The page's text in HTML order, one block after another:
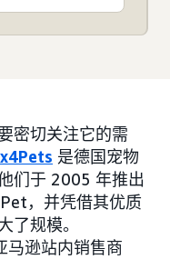
密切关注它的需
是德国宠物
们于 2005 年推出
，并凭借其优质
了规模。
马逊站内销售商